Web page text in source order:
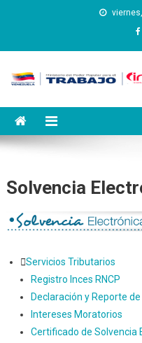
Solvencia
Servicios Tributarios
Registro Inces RNCP
Declaración y Reporte
Intereses Moratorios
Certificado de Solvencia